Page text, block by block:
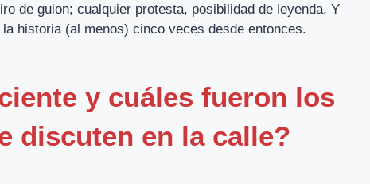
de guion; cualquier protesta, posibilidad de leyenda. Y
historia (al menos) cinco veces desde entonces.
y cuáles fueron los
discuten en la calle?